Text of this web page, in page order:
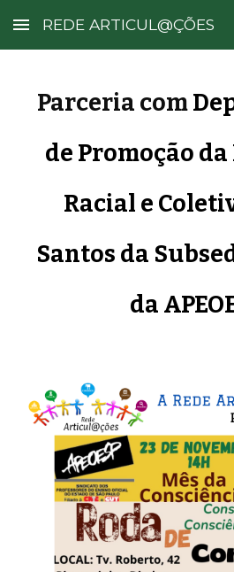
Skip to main content
REDE ARTICUL@ÇÕES
Parceria com
de Promoção
Racial e
Santos da
da